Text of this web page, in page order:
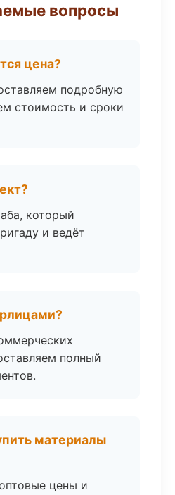
вопросы
цена?
подробную
стоимость и сроки
который
и ведёт
полный
материалы
цены и